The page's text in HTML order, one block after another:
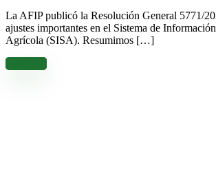
La AFIP publicó la Resolución General 5771/
ajustes importantes en el Sistema de
Agrícola (SISA). Resumimos […]